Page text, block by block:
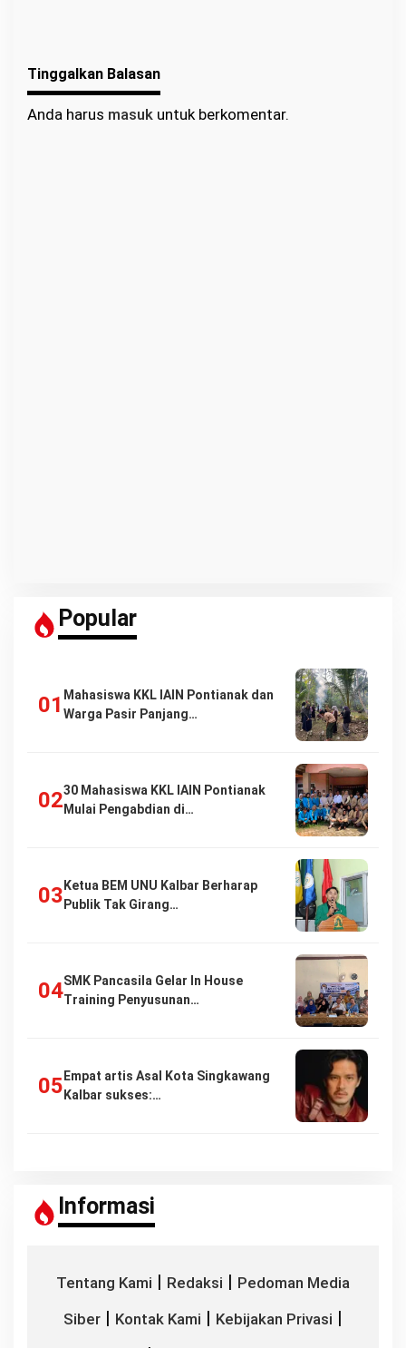
dalam Kebaikan
Tinggalkan Balasan
Anda harus masuk untuk berkomentar.
Popular
Mahasiswa KKL IAIN Pontianak dan
Warga Pasir Panjang…
30 Mahasiswa KKL IAIN Pontianak
Mulai Pengabdian di…
Ketua BEM UNU Kalbar Berharap
Publik Tak Girang…
SMK Pancasila Gelar In House
Training Penyusunan…
Empat artis Asal Kota Singkawang
Kalbar sukses:…
Informasi
Tentang Kami | Redaksi | Pedoman Media
Siber | Kontak Kami | Kebijakan Privasi |